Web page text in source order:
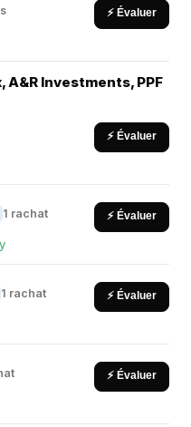
⚡ Évaluer
Investments, PPF
⚡ Évaluer
1 rachat ⚡ Évaluer
1 rachat ⚡ Évaluer
⚡ Évaluer